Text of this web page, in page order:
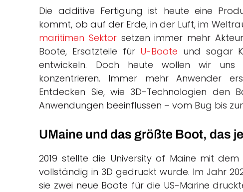
Die additive Fertigung ist heute eine
kommt, ob auf der Erde, in der Luft, im
maritimen Sektor setzen immer mehr
Boote, Ersatzteile für U-Boote und sogar
entwickeln. Doch heute wollen wir uns
konzentrieren. Immer mehr Anwender
Entdecken Sie, wie 3D-Technologien den
Anwendungen beeinflussen – vom Bug bis
UMaine und das größte Boot, das
2019 stellte die University of Maine mit
vollständig in 3D gedruckt wurde. Im Jahr
sie zwei neue Boote für die US-Marine